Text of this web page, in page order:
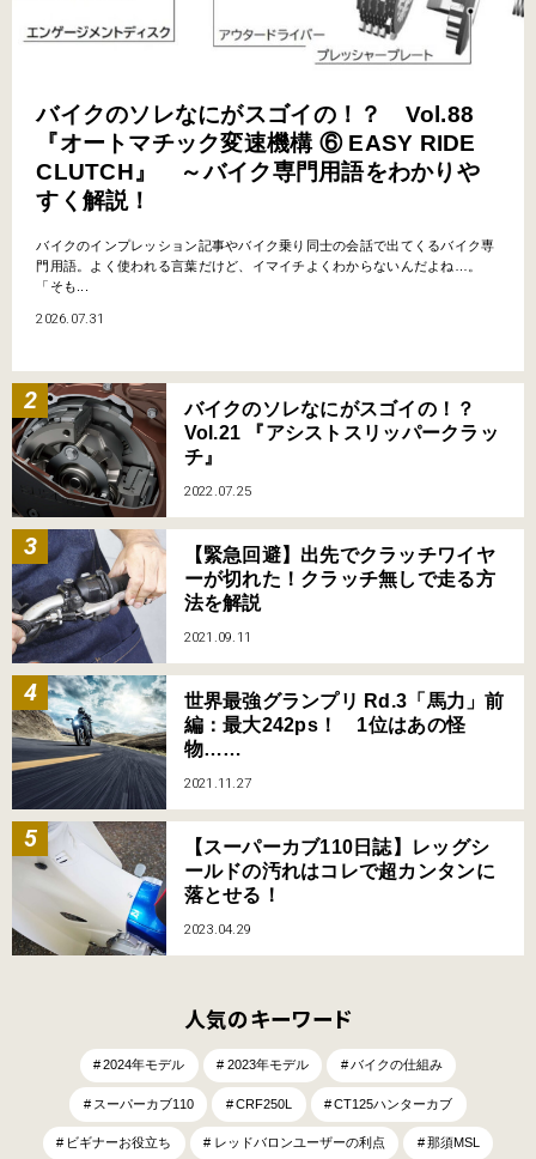
バイクのソレなにがスゴイの！？ Vol.88
『オートマチック変速機構 ⑥ EASY RIDE
CLUTCH』 ～バイク専門用語をわかりや
すく解説！
バイクのインプレッション記事やバイク乗り同士の会話で出てくるバイク専
門用語。よく使われる言葉だけど、イマイチよくわからないんだよね…。
「そも...
2026.07.31
バイクのソレなにがスゴイの！？
Vol.21 『アシストスリッパークラッ
チ』
2022.07.25
【緊急回避】出先でクラッチワイヤ
ーが切れた！クラッチ無しで走る方
法を解説
2021.09.11
世界最強グランプリ Rd.3「馬力」前
編：最大242ps！ 1位はあの怪
物……
2021.11.27
【スーパーカブ110日誌】レッグシ
ールドの汚れはコレで超カンタンに
落とせる！
2023.04.29
人気のキーワード
2024年モデル 2023年モデル バイクの仕組み
スーパーカブ110 CRF250L CT125ハンターカブ
ビギナーお役立ち レッドバロンユーザーの利点 那須MSL